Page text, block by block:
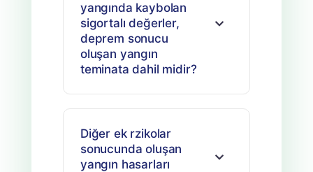
yangında kaybolan
sigortalı değerler,
deprem sonucu
oluşan yangın
teminata dahil midir?
Diğer ek rzikolar
sonucunda oluşan
yangın hasarları